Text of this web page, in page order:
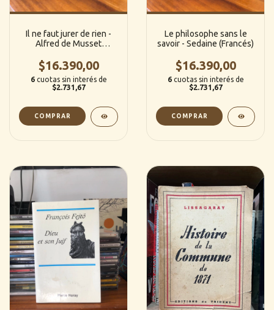
Il ne faut jurer de rien -
Alfred de Musset
$16.390,00
6 cuotas sin interés de
$2.731,67
Le philosophe sans le
savoir - Sedaine (Francés)
$16.390,00
6 cuotas sin interés de
$2.731,67